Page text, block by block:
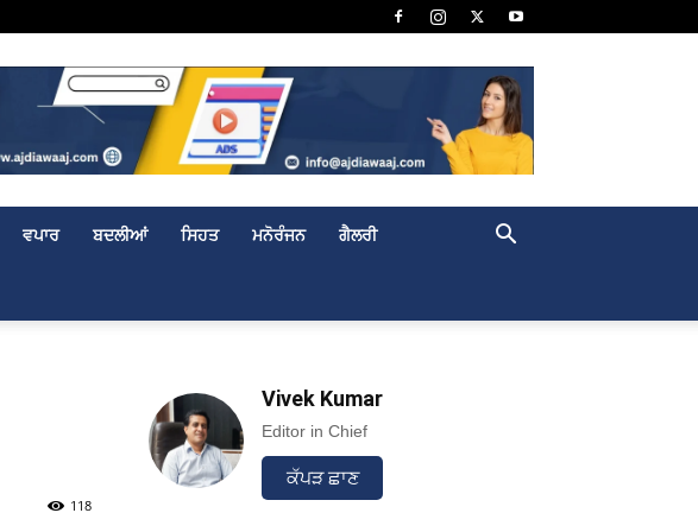
ਵਪਾਰ ਬਦਲੀਆਂ ਸਿਹਤ ਮਨੋਰੰਜਨ ਗੈਲਰੀ
118
Vivek Kumar
Editor in Chief
ਕੱਪੜ ਛਾਣ